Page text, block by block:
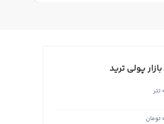
پولی ترید
تتر
تومان